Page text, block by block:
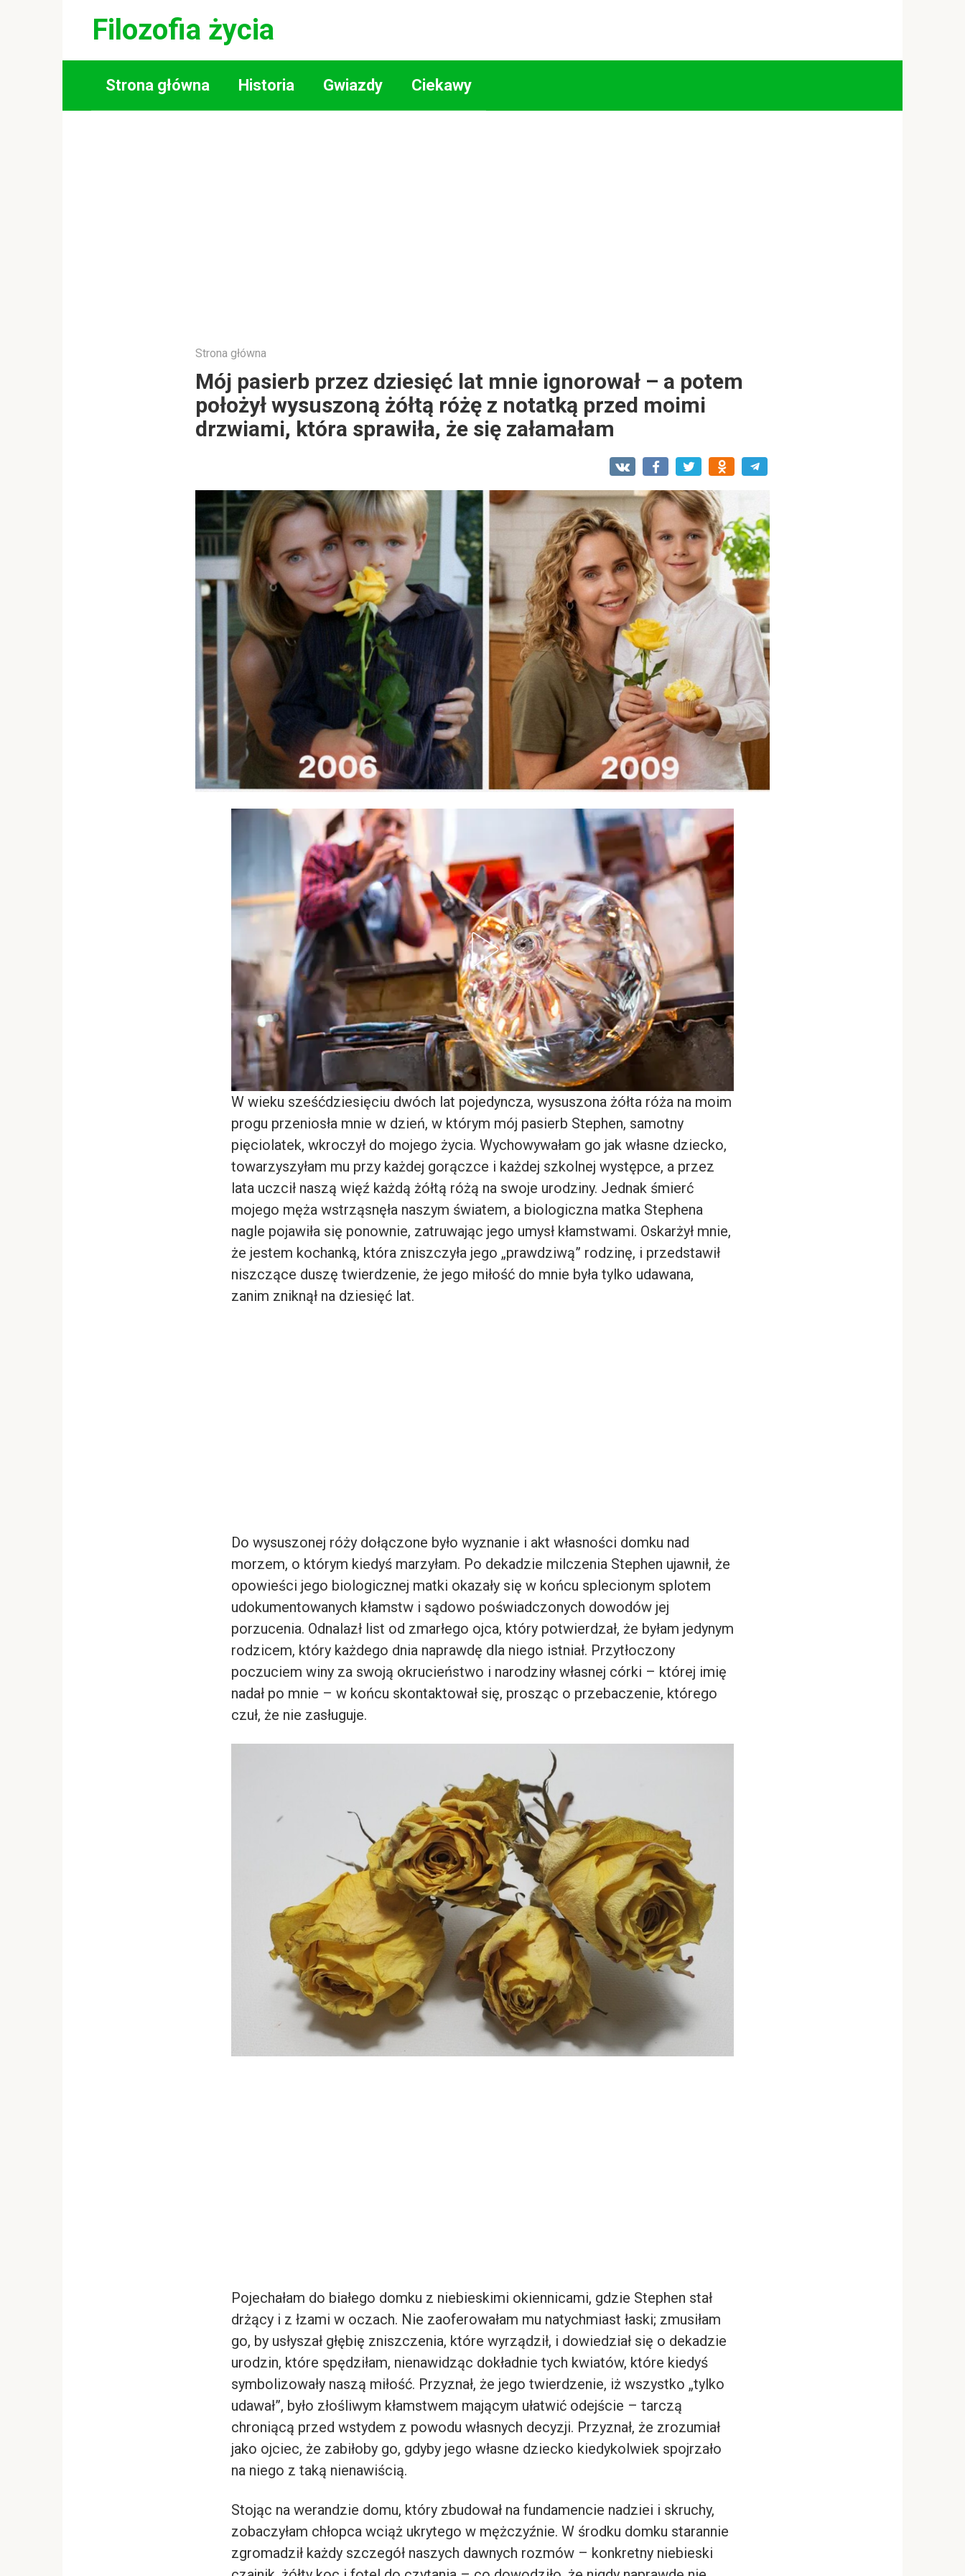
Filozofia życia
Strona główna Historia Gwiazdy Ciekawy
Strona główna
Mój pasierb przez dziesięć lat mnie ignorował – a potem
położył wysuszoną żółtą różę z notatką przed moimi
drzwiami, która sprawiła, że się załamałam
W wieku sześćdziesięciu dwóch lat pojedyncza, wysuszona żółta róża na moim
progu przeniosła mnie w dzień, w którym mój pasierb Stephen, samotny
pięciolatek, wkroczył do mojego życia. Wychowywałam go jak własne dziecko,
towarzyszyłam mu przy każdej gorączce i każdej szkolnej występce, a przez
lata uczcił naszą więź każdą żółtą różą na swoje urodziny. Jednak śmierć
mojego męża wstrząsnęła naszym światem, a biologiczna matka Stephena
nagle pojawiła się ponownie, zatruwając jego umysł kłamstwami. Oskarżył mnie,
że jestem kochanką, która zniszczyła jego „prawdziwą” rodzinę, i przedstawił
niszczące duszę twierdzenie, że jego miłość do mnie była tylko udawana,
zanim zniknął na dziesięć lat.
Do wysuszonej róży dołączone było wyznanie i akt własności domku nad
morzem, o którym kiedyś marzyłam. Po dekadzie milczenia Stephen ujawnił, że
opowieści jego biologicznej matki okazały się w końcu splecionym splotem
udokumentowanych kłamstw i sądowo poświadczonych dowodów jej
porzucenia. Odnalazł list od zmarłego ojca, który potwierdzał, że byłam jedynym
rodzicem, który każdego dnia naprawdę dla niego istniał. Przytłoczony
poczuciem winy za swoją okrucieństwo i narodziny własnej córki – której imię
nadał po mnie – w końcu skontaktował się, prosząc o przebaczenie, którego
czuł, że nie zasługuje.
Pojechałam do białego domku z niebieskimi okiennicami, gdzie Stephen stał
drżący i z łzami w oczach. Nie zaoferowałam mu natychmiast łaski; zmusiłam
go, by usłyszał głębię zniszczenia, które wyrządził, i dowiedział się o dekadzie
urodzin, które spędziłam, nienawidząc dokładnie tych kwiatów, które kiedyś
symbolizowały naszą miłość. Przyznał, że jego twierdzenie, iż wszystko „tylko
udawał”, było złośliwym kłamstwem mającym ułatwić odejście – tarczą
chroniącą przed wstydem z powodu własnych decyzji. Przyznał, że zrozumiał
jako ojciec, że zabiłoby go, gdyby jego własne dziecko kiedykolwiek spojrzało
na niego z taką nienawiścią.
Stojąc na werandzie domu, który zbudował na fundamencie nadziei i skruchy,
zobaczyłam chłopca wciąż ukrytego w mężczyźnie. W środku domku starannie
zgromadził każdy szczegół naszych dawnych rozmów – konkretny niebieski